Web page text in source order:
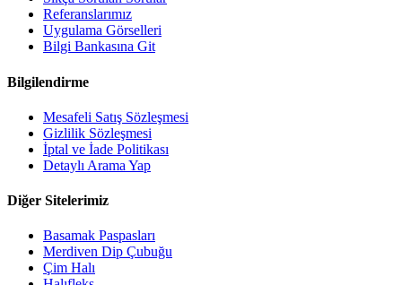
Referanslarımız
Uygulama Görselleri
Bilgi Bankasına Git
Bilgilendirme
Mesafeli Satış Sözleşmesi
Gizlilik Sözleşmesi
İptal ve İade Politikası
Detaylı Arama Yap
Diğer Sitelerimiz
Basamak Paspasları
Merdiven Dip Çubuğu
Çim Halı